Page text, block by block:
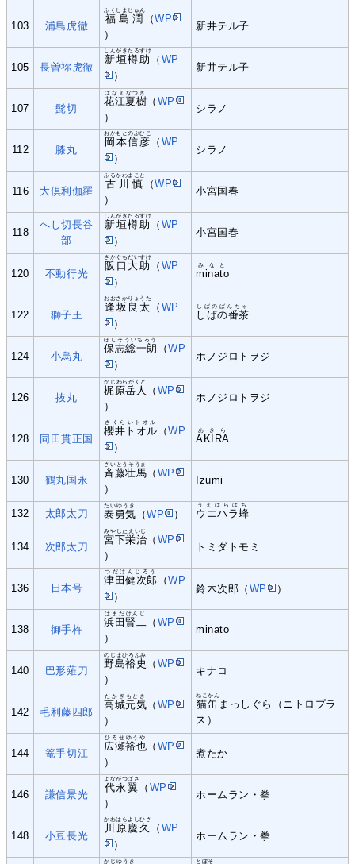
103 浦島虎徹
福島潤
ふくしまじゅん
（WP
）
新井テル子
105 長曽祢虎徹
新垣樽助
しんがきたるすけ
（ WP
）
新井テル子
107 髭切
花江夏樹
はなえなつき
（ WP
）
シラノ
112 膝丸
岡本信彦
おかもとのぶひこ
（ WP
）
シラノ
116 大倶利伽羅
古川慎
ふるかわまこと
（WP
）
小宮国春
118
へし切長谷
部
新垣樽助
しんがきたるすけ
（ WP
）
小宮国春
120 不動行光
阪口大助
さかぐちだいすけ
（ WP
）
minato
みなと
122 獅子王
逢坂良太
おおさかりょうた
（ WP
）
しばの番茶
しばのばんちゃ
124 小烏丸
保志総一朗
ほしそういちろう
（WP
）
ホノジロトヲジ
126 抜丸
梶原岳人
かじわらがくと
（ WP
）
ホノジロトヲジ
128 同田貫正国
櫻井トオル
さくらいトオル
（WP
）
AKIRA
あきら
130 鶴丸国永
斉藤壮馬
さいとうそうま
（ WP
）
Izumi
132 太郎太刀 泰勇気
たいゆうき
（WP ） ウエハラ蜂
うえはらはち
134 次郎太刀
宮下栄治
みやしたえいじ
（ WP
）
トミダトモミ
136 日本号
津田健次郎
つだけんじろう
（WP
）
鈴木次郎（ WP ）
138 御手杵
浜田賢二
はまだけんじ
（ WP
）
minato
140 巴形薙刀
野島裕史
のじまひろふみ
（ WP
）
キナコ
142 毛利藤四郎
高城元気
たかぎもとき
（ WP
）
猫缶
ねこかん
まっしぐら（ニトロプラ
ス）
144 篭手切江
広瀬裕也
ひろせゆうや
（ WP
）
煮たか
146 謙信景光
代永翼
よながつばさ
（ WP
）
ホームラン・拳
148 小豆長光
川原慶久
かわはらよしひさ
（ WP
）
ホームラン・拳
かじゆうき とぼそ